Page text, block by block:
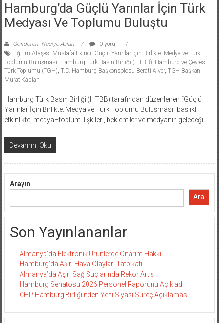
Hamburg’da Güçlü Yarınlar İçin Türk
Medyası Ve Toplumu Buluştu
Gönderen: Naciye Aslan
0 yorum
Eğitim Ataşesi Mustafa Ekinci Güçlü Yarınlar İçin Birlikte: Medya ve Türk
Toplumu Buluşması Hamburg Türk Basın Birliği (HTBB) Hamburg ve Çevresi
Türk Toplumu (TGH) T.C. Hamburg Başkonsolosu Berati Alver, TGH Başkanı
Murat Kaplan
Hamburg Türk Basın Birliği (HTBB) tarafından düzenlenen “Güçlü
Yarınlar İçin Birlikte: Medya ve Türk Toplumu Buluşması” başlıklı
etkinlikte, medya–toplum ilişkileri, beklentiler ve medyanın geleceği
Devamını Oku
Arayın
Ara
Son Yayınlananlar
Almanya’da Elektronik Ürünlerde Onarım Hakkı
Hamburg’da Aşırı Hava Olayları Tatbikatı
Almanya’da Aşırı Sağ Suçlarında Rekor Artış
Hamburg Senatosu 2026 Personel Raporunu Açıkladı
CHP Hamburg Birliği’nden Yeni Siyasi Süreç Açıklaması